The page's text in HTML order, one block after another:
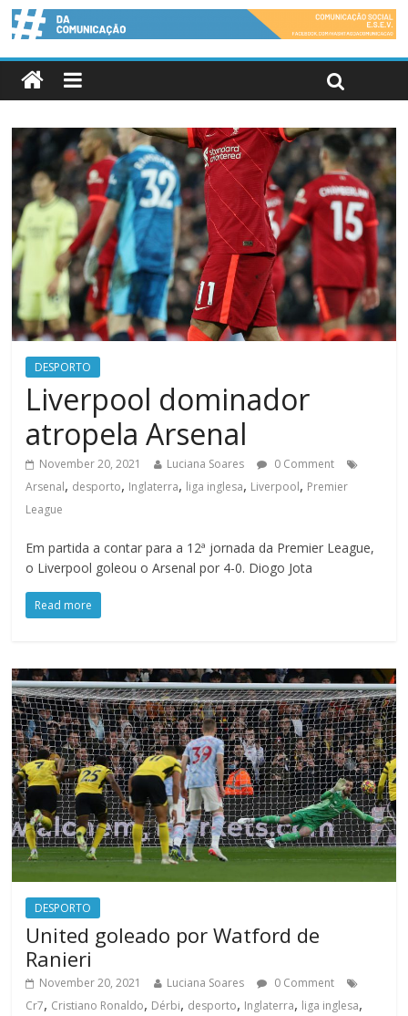
DESPORTO
Liverpool dominador
atropela Arsenal
November 20, 2021 Luciana Soares
0 Comment
Arsenal, desporto, Inglaterra, liga inglesa, Liverpool, Premier
League
Em partida a contar para a 12ª jornada da Premier League,
o Liverpool goleou o Arsenal por 4-0. Diogo Jota
Read more
DESPORTO
United goleado por Watford de
Ranieri
November 20, 2021 Luciana Soares
0 Comment
Cr7, Cristiano Ronaldo, Dérbi, desporto, Inglaterra, liga inglesa,